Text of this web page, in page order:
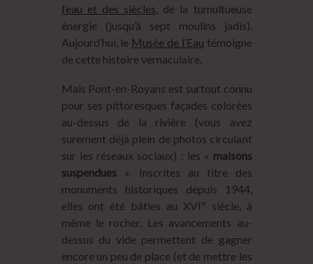
l’eau et des siècles , de la tumultueuse
énergie (jusqu’à sept moulins jadis).
Aujourd’hui, le Musée de l’Eau témoigne
de cette histoire vernaculaire.
Mais Pont-en-Royans est surtout connu
pour ses pittoresques façades colorées
au-dessus de la rivière (vous avez
surement déjà plein de photos circulant
sur les réseaux sociaux) : les « maisons
suspendues». Inscrites au titre des
monuments historiques depuis 1944,
elles ont été bâties au XVI e
siècle, à
même le rocher. Les avancements au-
dessus du vide permettent de gagner
encore un peu de place (et de mettre les